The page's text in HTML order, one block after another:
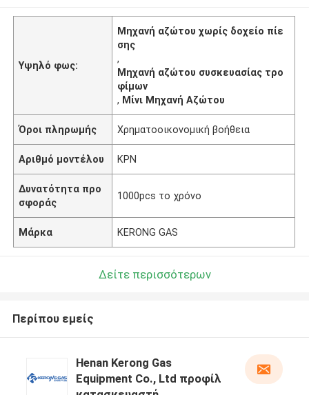
Υψηλό φως:
Μηχανή αζώτου χωρίς δοχείο πίε
σης
,
Μηχανή αζώτου συσκευασίας τρο
φίμων
, Μίνι Μηχανή Αζώτου
Όροι πληρωμής Χρηματοοικονομική βοήθεια
Αριθμό μοντέλου ΚΡΝ
Δυνατότητα προ
σφοράς
1000pcs το χρόνο
Μάρκα KERONG GAS
Δείτε περισσότερων
Περίπου εμείς
Henan Kerong Gas
Equipment Co., Ltd προφίλ